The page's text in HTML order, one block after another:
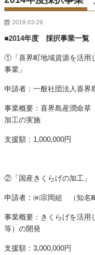
2018-03-29
■2014年度 採択事業一覧
①「喜界町地域資源を活用
事業」
申請者：一般社団法人喜
事業概要：喜界島産潤命草
加工の実施
支援額：1,000,000円
②「国産きくらげの加工」
申請者：㈱宗岡組 （知名
事業概要：きくらげを活用
等）の開発
支援額：3,000,000円